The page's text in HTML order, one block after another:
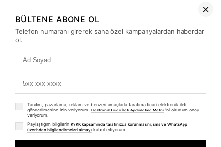
+90 (850) 473 08 08
© 2008 - 2026merterelektronik.com
Whatsapp
BÜLTENE ABONE OL
Telefon numaranı girerek sana özel kampanyalardan haberdar
ol.
Tanıtım, pazarlama, reklam ve benzeri amaçlarla tarafıma ticari elektronik ileti
gönderilmesine izin veriyorum. Elektronik Ticari İleti Aydınlatma Metni 'ni okudum onay
veriyorum.
Paylaştığım bilgilerin KVKK kapsamında tarafınızca korunmasını, sms ve WhatsApp
üzerinden bilgilendirmeleri almayı kabul ediyorum.